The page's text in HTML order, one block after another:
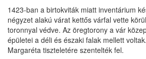
1423-ban a birtokviták miatt inventárium
négyzet alakú várat kettős várfal vette
toronnyal védve. Az öregtorony a vár
épületei a déli és északi falak mellett
Margaréta tiszteletére szentelték fel.